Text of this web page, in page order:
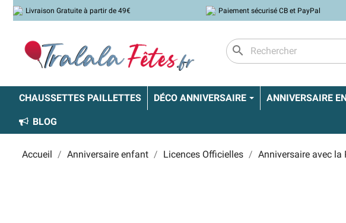
Livraison Gratuite à partir de 49€ Paiement sécurisé CB et PayPal
search
CHAUSSETTES PAILLETTES DÉCO ANNIVERSAIRE ANNIVERSAIRE
BLOG
Accueil Anniversaire enfant Licences Officielles Anniversaire avec la